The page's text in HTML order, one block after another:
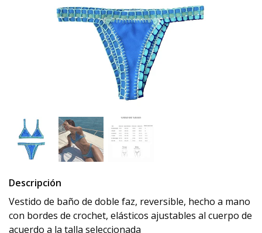
Descripción
Vestido de baño de doble faz, reversible, hecho a mano
con bordes de crochet, elásticos ajustables al cuerpo de
acuerdo a la talla seleccionada